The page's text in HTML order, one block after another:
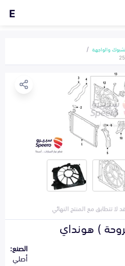
E
والواجهة
لا تتطابق مع المنتج النهائي
) هونداي
الصنع:
أصلي